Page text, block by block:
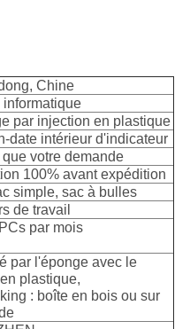
Chine
informatique
par injection en plastique
date intérieur d'indicateur
que votre demande
100% avant expédition
simple, sac à bulles
de travail
par mois
par l'éponge avec le
plastique,
: boîte en bois ou sur